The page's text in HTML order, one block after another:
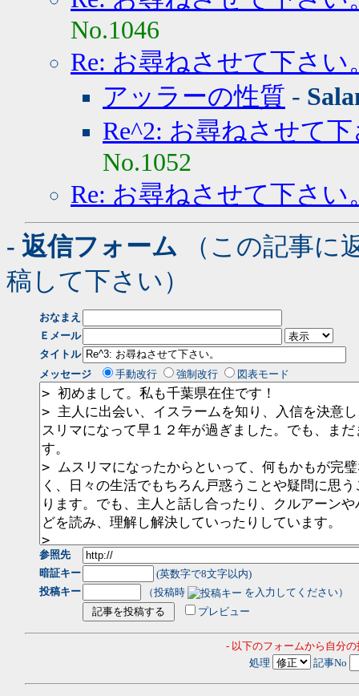
No.1046
Re: お尋ねさせて下さい
アッラーの性質 -
Re^2: お尋ねさせて
No.1052
Re: お尋ねさせて下さい
- 返信フォーム （この記事に
稿して下さい）
おなまえ
Ｅメール
タイトル
メッセージ
手動改行 強制改行 図表モード
参照先
暗証キー
(英数字で8文字以内)
投稿キー
（投稿時
を入力してください）
プレビュー
- 以下のフォームから自分
処理
記事No